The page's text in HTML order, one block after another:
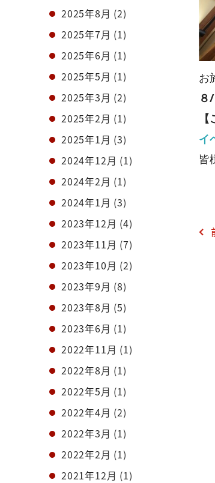
2025年8月 (2)
2025年7月 (1)
2025年6月 (1)
2025年5月 (1)
2025年3月 (2)
2025年2月 (1)
2025年1月 (3)
2024年12月 (1)
2024年2月 (1)
2024年1月 (3)
2023年12月 (4)
2023年11月 (7)
2023年10月 (2)
2023年9月 (8)
2023年8月 (5)
2023年6月 (1)
2022年11月 (1)
2022年8月 (1)
2022年5月 (1)
2022年4月 (2)
2022年3月 (1)
2022年2月 (1)
2021年12月 (1)
お
８
イ
皆